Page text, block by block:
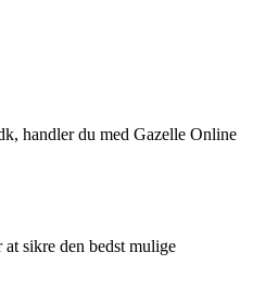
handler du med Gazelle Online
sikre den bedst mulige